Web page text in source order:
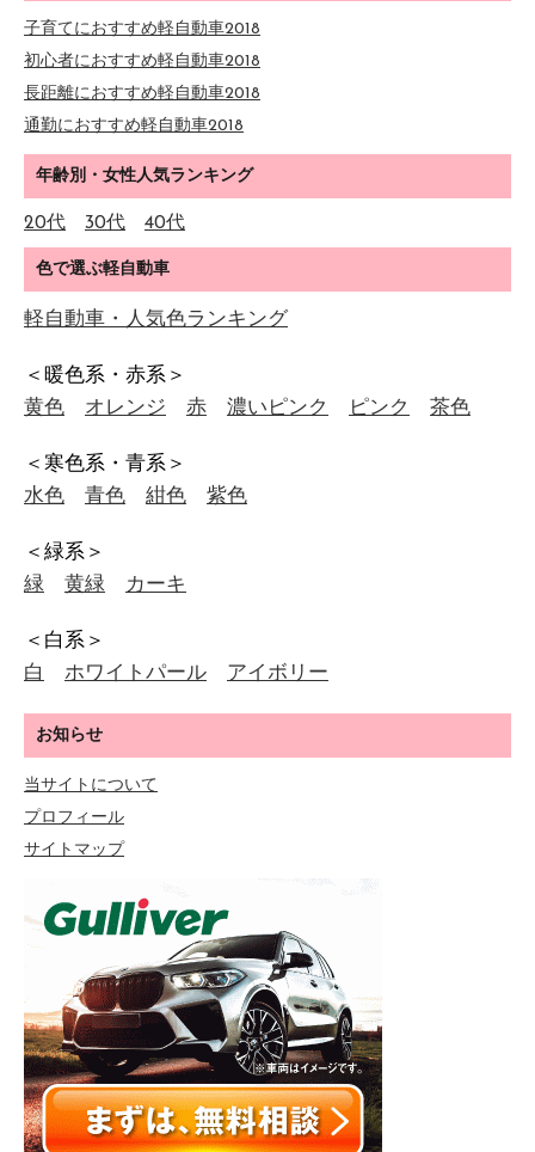
子育てにおすすめ軽自動車2018
初心者におすすめ軽自動車2018
長距離におすすめ軽自動車2018
通勤におすすめ軽自動車2018
年齢別・女性人気ランキング
20代 30代 40代
色で選ぶ軽自動車
軽自動車・人気色ランキング
＜暖色系・赤系＞
黄色
オレンジ 赤 濃いピンク ピンク 茶色
＜寒色系・青系＞
水色
青色 紺色 紫色
＜緑系＞
緑
黄緑 カーキ
＜白系＞
白
ホワイトパール アイボリー
お知らせ
当サイトについて
プロフィール
サイトマップ